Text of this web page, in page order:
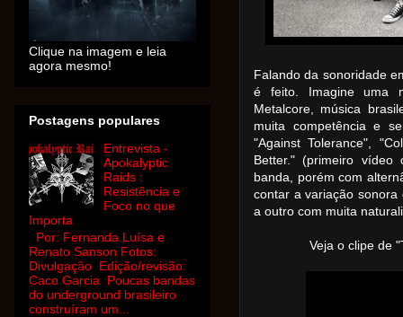
Falando da sonoridade
é feito. Imagine uma
Metalcore, música
muita competência e
"Against Tolerance",
Better." (primeiro
banda, porém com
contar a variação
a outro com muita
Veja o clipe de
Clique na imagem e leia
agora mesmo!
Postagens populares
Entrevista -
Apokalyptic
Raids :
Resistência e
Foco no que
Importa
Por: Fernanda Luísa e
Renato Sanson Fotos:
Divulgação Edição/revisão:
Caco Garcia Poucas bandas
do underground brasileiro
construíram um...